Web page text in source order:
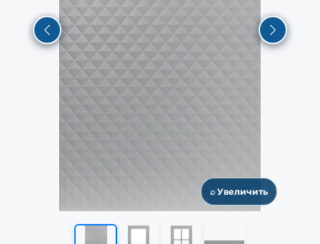
⌕ Увеличить
Previous Next